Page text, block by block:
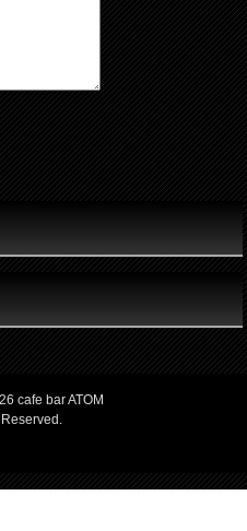
cafe bar ATOM